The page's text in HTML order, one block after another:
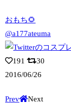
おもち🌻
@a177ateuma
191
30
2016/06/26
Prev Next